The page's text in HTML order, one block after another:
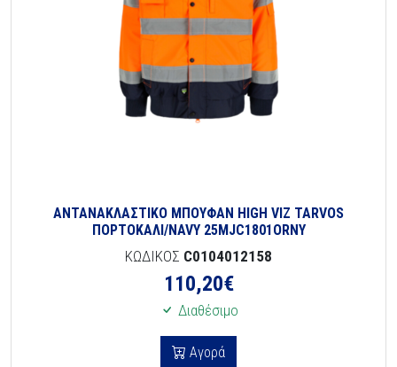
ΑΝΤΑΝΑΚΛΑΣΤΙΚΟ ΜΠΟΥΦΑΝ HIGH VIZ TARVOS
ΠΟΡΤΟΚΑΛΙ/NAVY 25MJC1801ORNY
ΚΩΔΙΚΟΣ C0104012158
110,20€
Διαθέσιμο
Αγορά